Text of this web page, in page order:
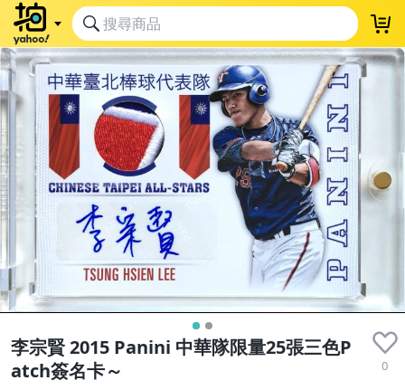
李宗賢 2015 Panini 中華隊限量25張三色P
atch簽名卡～
0